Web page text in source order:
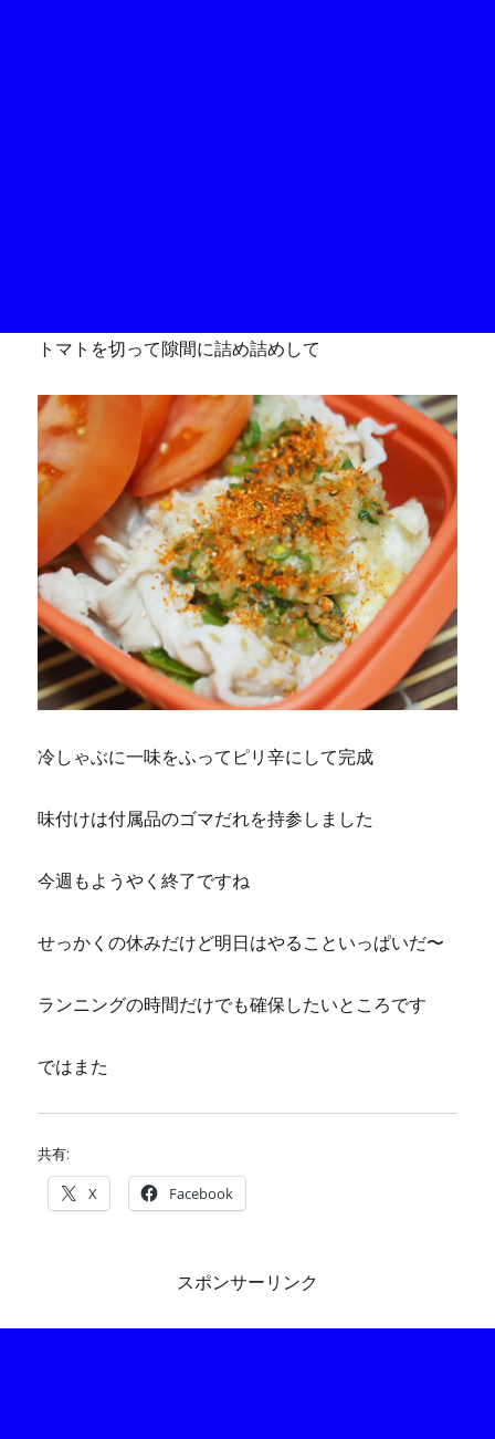
トマトを切って隙間に詰め詰めして
冷しゃぶに一味をふってピリ辛にして完成
味付けは付属品のゴマだれを持参しました
今週もようやく終了ですね
せっかくの休みだけど明日はやることいっぱいだ〜
ランニングの時間だけでも確保したいところです
ではまた
共有:
X Facebook
スポンサーリンク